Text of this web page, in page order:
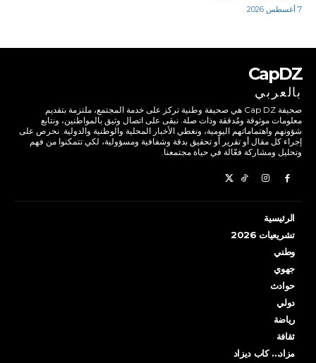
7 أغسطس 2026
CapDZ
بالعربي
صحيفة Cap DZ هي صحيفة وطنية تركز على خدمة المجتمع، ملتزمة بتقديم
معلومات موثوقة ومُدققة وذات صلة. نبقى على اتصال وثيق بالمواطنين، ونتابع
شؤونهم واهتماماتهم اليومية، ونغطي الأخبار المحلية والوطنية والدولية. نحرص على
إجراء كل مقال أو تقرير أو تحقيق بدقة وشفافية ومسؤولية، لكي تتمكنوا من فهم
وتحليل ومشاركة فعّالة في حياة مجتمعنا.
الرئيسية
تشريعيات 2026
وطني
جهوي
حوادث
دولي
رياضة
ثقافة
مزاد… كاب ديزاد